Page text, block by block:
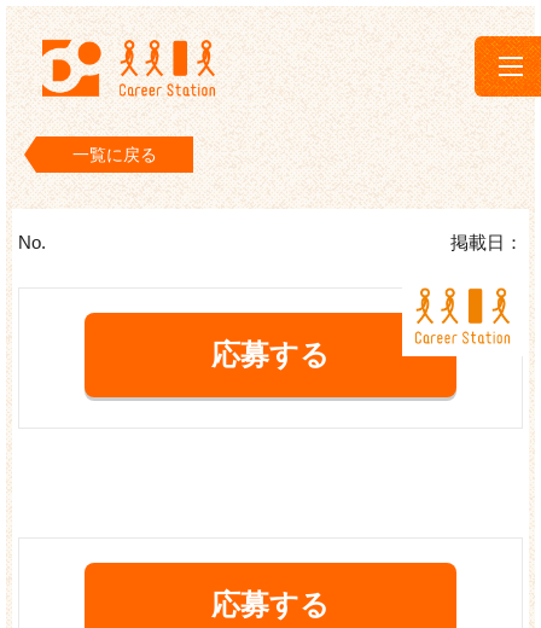
キャリアステーション
一覧に戻る
No. 掲載日：
応募する
応募する